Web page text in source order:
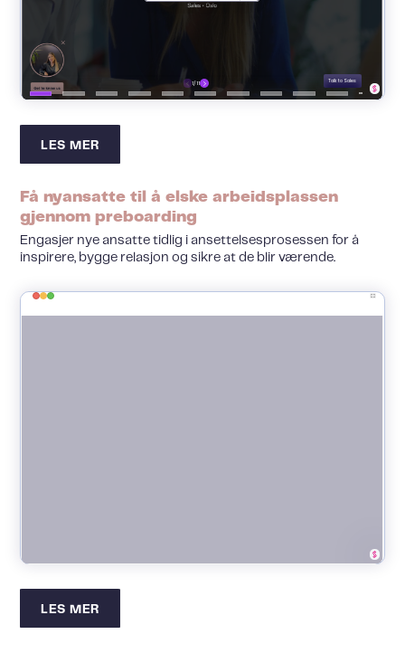
LES MER
Få nyansatte til å elske arbeidsplassen
gjennom preboarding
Engasjer nye ansatte tidlig i ansettelsesprosessen for å
inspirere, bygge relasjon og sikre at de blir værende.
LES MER